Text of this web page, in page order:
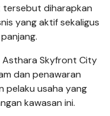
diharapkan
yang aktif sekaligus
panjang.
Asthara Skyfront City
dan penawaran
pelaku usaha yang
kawasan ini.